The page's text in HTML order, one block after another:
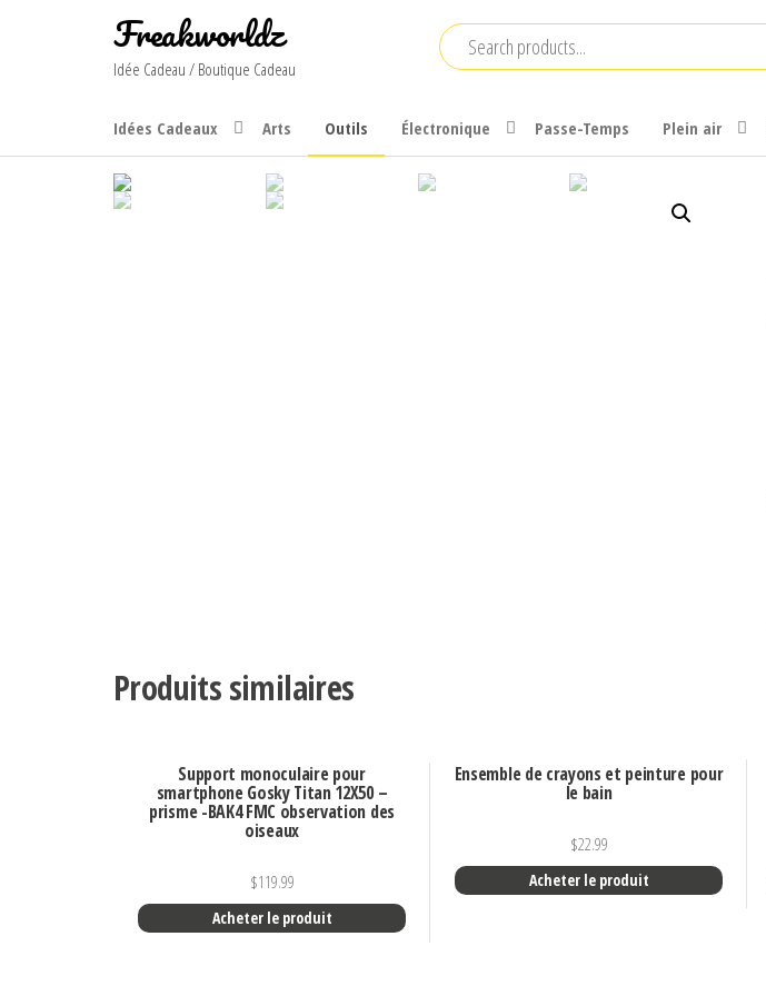
Freakworldz
Idée Cadeau / Boutique Cadeau
Idées Cadeaux Arts Outils Électronique Passe-Temps Plein air
Produits similaires
Support monoculaire pour
smartphone Gosky Titan 12X50 –
prisme -BAK4 FMC observation des
oiseaux
$119.99
Acheter le produit
Ensemble de crayons et peinture pour
le bain
$22.99
Acheter le produit